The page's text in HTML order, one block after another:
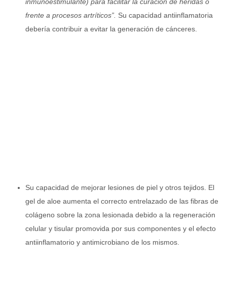
frente a procesos artríticos”. Su capacidad antiinflamatoria
debería contribuir a evitar la generación de cánceres.
Su capacidad de mejorar lesiones de piel y otros tejidos. El
gel de aloe aumenta el correcto entrelazado de las fibras de
colágeno sobre la zona lesionada debido a la regeneración
celular y tisular promovida por sus componentes y el efecto
antiinflamatorio y antimicrobiano de los mismos.